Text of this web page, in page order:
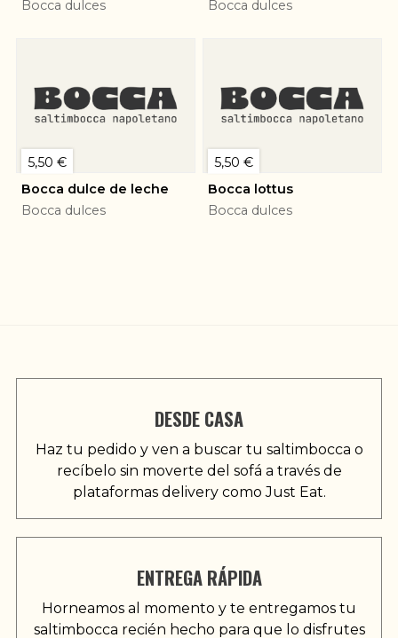
Bocca dulces
Bocca dulces
Bocca dulce de leche
Bocca dulces
5,50 €
Bocca lottus
Bocca dulces
5,50 €
DESDE CASA
Haz tu pedido y ven a buscar tu saltimbocca o
recíbelo sin moverte del sofá a través de
plataformas delivery como Just Eat.
ENTREGA RÁPIDA
Horneamos al momento y te entregamos tu
saltimbocca recién hecho para que lo disfrutes